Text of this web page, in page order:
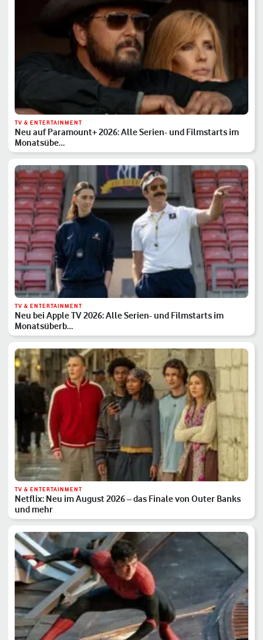
TV & ENTERTAINMENT
Neu auf Paramount+ 2026: Alle Serien- und Filmstarts im
Monatsübe…
TV & ENTERTAINMENT
Neu bei Apple TV 2026: Alle Serien- und Filmstarts im
Monatsüberb…
TV & ENTERTAINMENT
Netflix: Neu im August 2026 – das Finale von Outer Banks
und mehr